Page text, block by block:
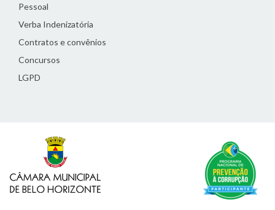
Pessoal
Verba Indenizatória
Contratos e convênios
Concursos
LGPD